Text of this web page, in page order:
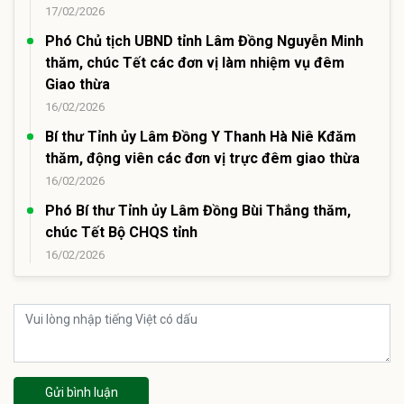
17/02/2026
Phó Chủ tịch UBND tỉnh Lâm Đồng Nguyễn Minh
thăm, chúc Tết các đơn vị làm nhiệm vụ đêm
Giao thừa
16/02/2026
Bí thư Tỉnh ủy Lâm Đồng Y Thanh Hà Niê Kđăm
thăm, động viên các đơn vị trực đêm giao thừa
16/02/2026
Phó Bí thư Tỉnh ủy Lâm Đồng Bùi Thắng thăm,
chúc Tết Bộ CHQS tỉnh
16/02/2026
Gửi bình luận